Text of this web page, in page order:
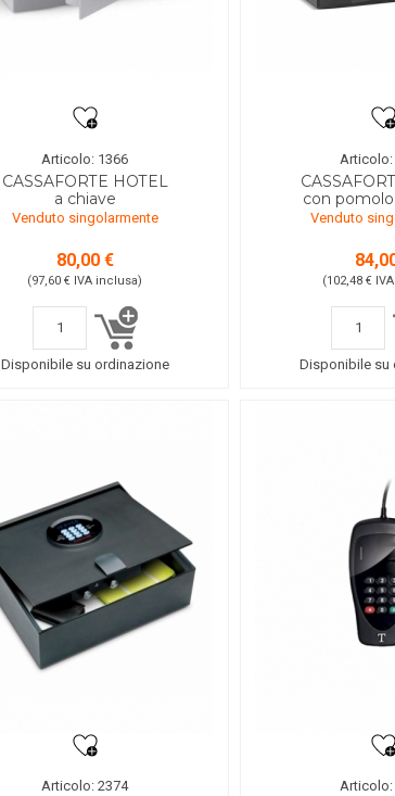
Articolo: 1366
CASSAFORTE HOTEL
a chiave
Venduto singolarmente
80,00 €
(97,60 € IVA inclusa)
Disponibile su ordinazione
Articolo:
con
Venduto
(102,48 €
Disponibile su
Articolo: 2374 Articolo: